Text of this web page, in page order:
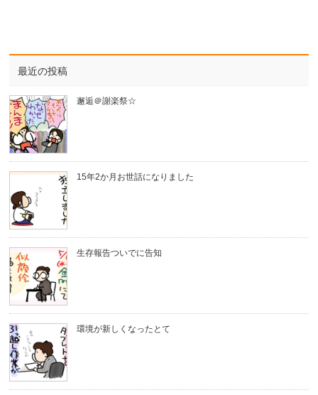
最近の投稿
邂逅＠謝楽祭☆
15年2か月お世話になりました
生存報告ついでに告知
環境が新しくなったとて